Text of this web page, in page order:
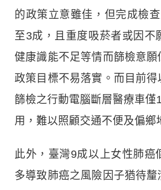
的政策立意雖佳，但完成檢
至3成，且重度吸菸者或因不
健康識能不足等情而篩檢意願
政策目標不易落實。而目前
篩檢之行動電腦斷層醫療車僅
用，難以照顧交通不便及偏鄉
此外，臺灣9成以上女性肺癌
多導致肺癌之風險因子猶待